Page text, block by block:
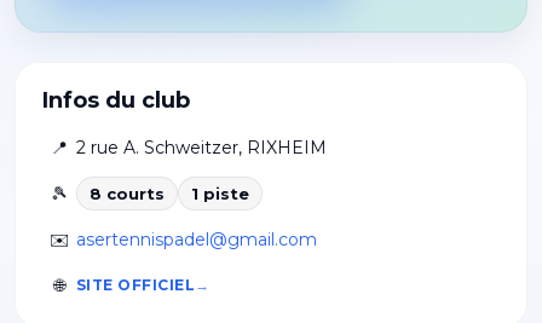
Infos du club
📍 2 rue A. Schweitzer, RIXHEIM
🎾 8 courts 1 piste
✉️ asertennispadel@gmail.com
🌐 SITE OFFICIEL